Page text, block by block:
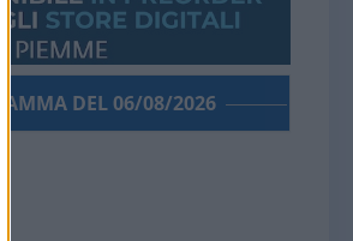
DEL 06/08/2026